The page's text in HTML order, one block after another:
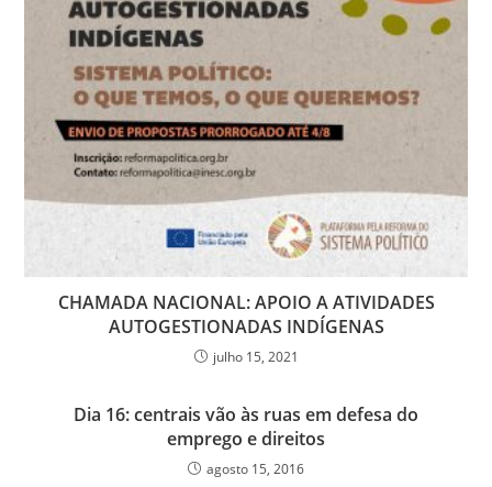
CHAMADA NACIONAL: APOIO A ATIVIDADES
AUTOGESTIONADAS INDÍGENAS
julho 15, 2021
Dia 16: centrais vão às ruas em defesa do
emprego e direitos
agosto 15, 2016